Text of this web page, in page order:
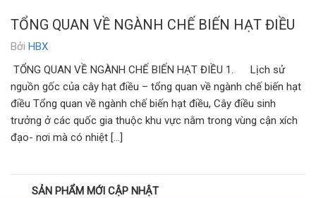
TỔNG QUAN VỀ NGÀNH CHẾ BIẾN HẠT ĐIỀU
Bởi HBX
TỔNG QUAN VỀ NGÀNH CHẾ BIẾN HẠT ĐIỀU 1. Lịch sử
nguồn gốc của cây hạt điều – tổng quan về ngành chế biến hạt
điều Tổng quan về ngành chế biến hạt điều, Cây điều sinh
trưởng ở các quốc gia thuộc khu vực nằm trong vùng cận xích
đạo- nơi mà có nhiệt […]
SẢN PHẨM MỚI CẬP NHẬT